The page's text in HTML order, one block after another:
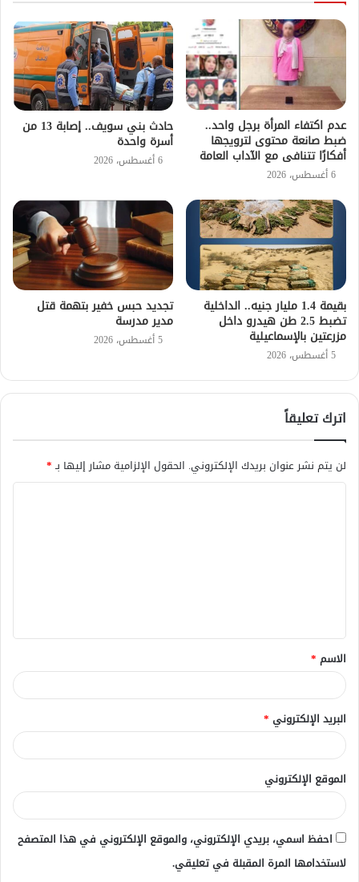
عدم اكتفاء المرأة برجل واحد..
ضبط صانعة محتوى لترويجها
أفكارًا تتنافى مع الآداب العامة
6 أغسطس، 2026
حادث بني سويف.. إصابة 13 من
أسرة واحدة
6 أغسطس، 2026
بقيمة 1.4 مليار جنيه.. الداخلية
تضبط 2.5 طن هيدرو داخل
مزرعتين بالإسماعيلية
5 أغسطس، 2026
تجديد حبس خفير بتهمة قتل
مدير مدرسة
5 أغسطس، 2026
اترك تعليقاً
لن يتم نشر عنوان بريدك الإلكتروني. الحقول الإلزامية مشار إليها بـ*
ق
*
الاسم *
البريد الإلكتروني *
الموقع الإلكتروني
احفظ اسمي، بريدي الإلكتروني، والموقع الإلكتروني في هذا المتصفح
لاستخدامها المرة المقبلة في تعليقي.